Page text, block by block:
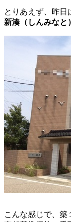
とりあえず、昨日
新湊（しんみなと）
こんな感じで、築